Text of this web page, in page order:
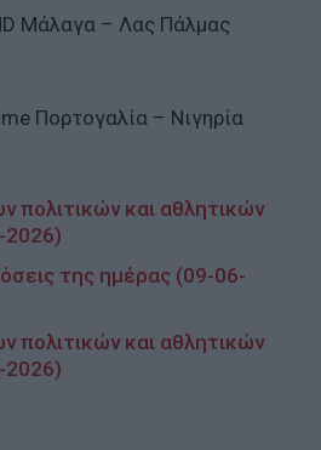
Μάλαγα – Λας Πάλμας
Πορτογαλία – Νιγηρία
πολιτικών και αθλητικών
2026)
της ημέρας (09-06-
πολιτικών και αθλητικών
2026)